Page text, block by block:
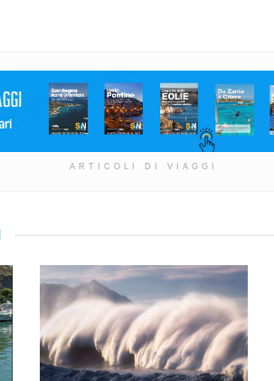
ARTICOLI DI VIAGGI